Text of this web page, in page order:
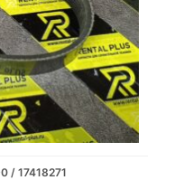
/ 17418271